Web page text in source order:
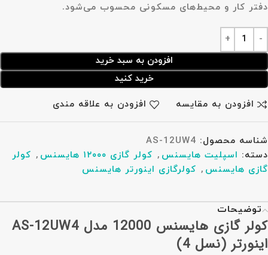
دفتر کار و محیط‌های مسکونی محسوب می‌شود.
افزودن به سبد خرید
خرید کنید
افزودن به مقایسه افزودن به علاقه مندی
شناسه محصول: AS-12UW4
دسته: اسپلیت هایسنس , کولر گازی ۱۲۰۰۰ هایسنس , کولر
گازی هایسنس , کولرگازی اینورتر هایسنس
توضیحات
کولر گازی هایسنس 12000 مدل AS-12UW4
اینورتر (نسل 4)